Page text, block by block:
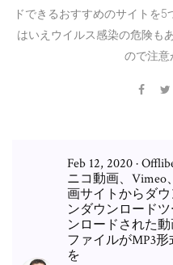
ドできるおすすめのサイトを
はいえウイルス感染の危険も
ので注意
Feb 12, 2020 ·
ニコ動画、Vimeo
画サイトからダ
ンダウンロード
ンロードされた
ファイルがMP3
を